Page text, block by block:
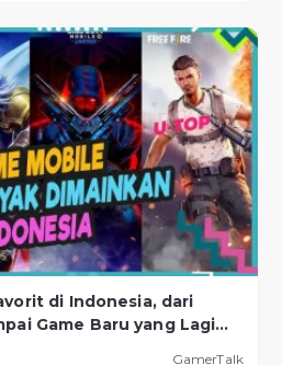
di Indonesia, dari
Game Baru yang Lagi
GamerTalk